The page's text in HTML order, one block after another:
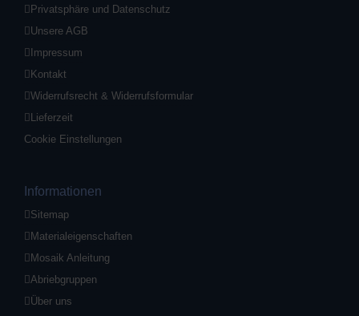
Privatsphäre und Datenschutz
Unsere AGB
Impressum
Kontakt
Widerrufsrecht & Widerrufsformular
Lieferzeit
Cookie Einstellungen
Informationen
Sitemap
Materialeigenschaften
Mosaik Anleitung
Abriebgruppen
Über uns